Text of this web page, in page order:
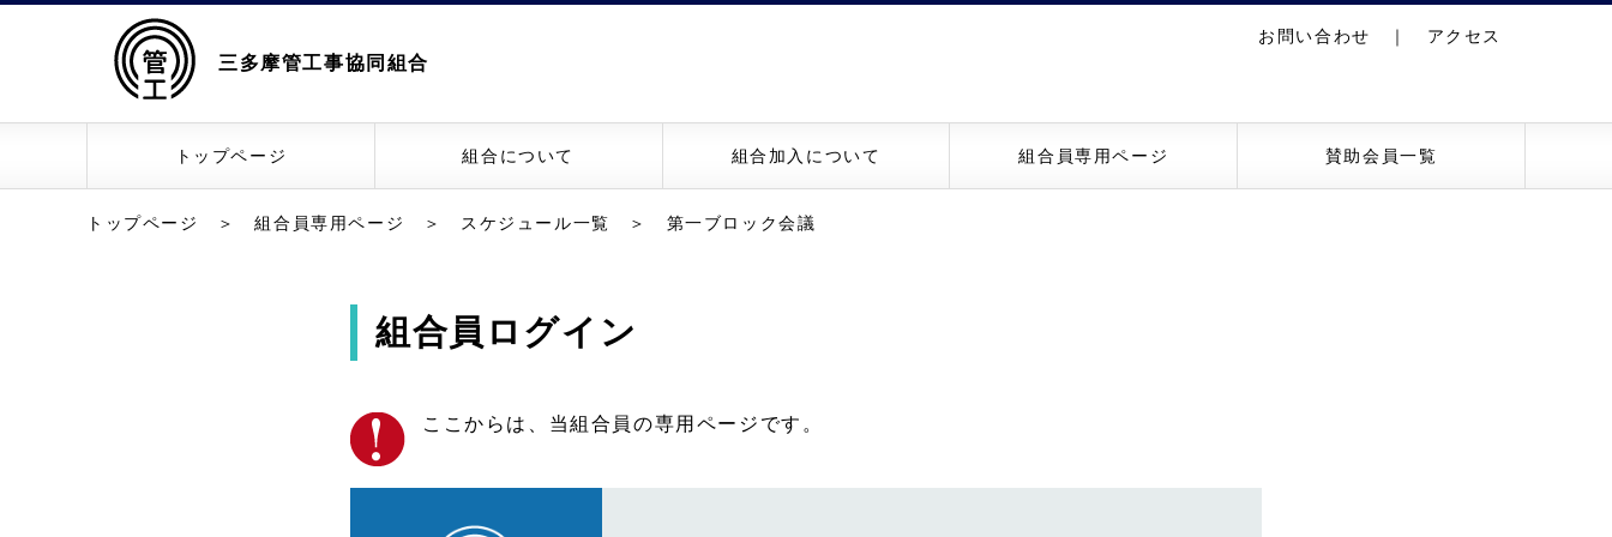
三多摩管工事協同組合
お問い合わせ ｜ アクセス
トップページ 組合について 組合加入について 組合員専用ページ 賛助会員一覧
トップページ ＞組合員専用ページ ＞ スケジュール一覧 ＞ 第一ブロック会議
組合員ログイン
ここからは、当組合員の専用ページです。